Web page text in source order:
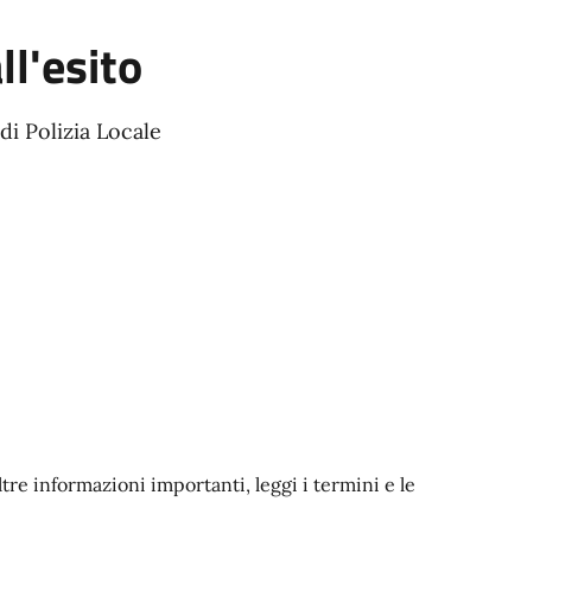
Polizia Locale
informazioni importanti, leggi i termini e le